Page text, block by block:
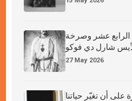
الرابع عشر وصرخة
شارل دي فوكو
27 May 2026
على أن تغيّر حياتنا